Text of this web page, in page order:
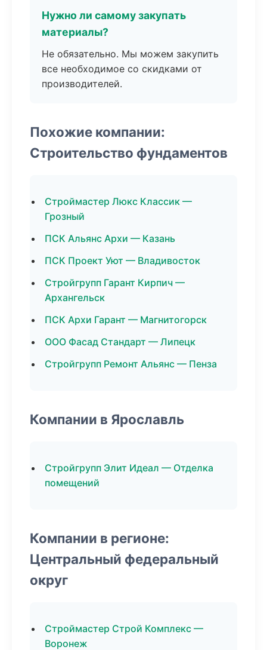
Нужно ли самому закупать
материалы?
Не обязательно. Мы можем закупить
все необходимое со скидками от
производителей.
Похожие компании:
Строительство фундаментов
Строймастер Люкс Классик —
Грозный
ПСК Альянс Архи — Казань
ПСК Проект Уют — Владивосток
Стройгрупп Гарант Кирпич —
Архангельск
ПСК Архи Гарант — Магнитогорск
ООО Фасад Стандарт — Липецк
Стройгрупп Ремонт Альянс — Пенза
Компании в Ярославль
Стройгрупп Элит Идеал — Отделка
помещений
Компании в регионе:
Центральный федеральный
округ
Строймастер Строй Комплекс —
Воронеж